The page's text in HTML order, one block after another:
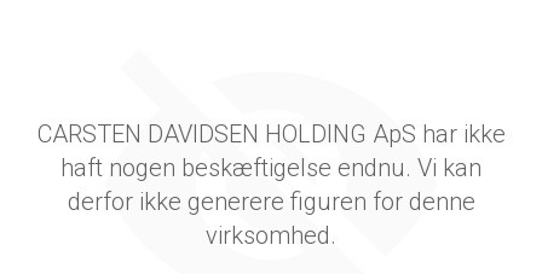
CARSTEN DAVIDSEN HOLDING ApS har ikke
haft nogen beskæftigelse endnu. Vi kan
derfor ikke generere figuren for denne
virksomhed.